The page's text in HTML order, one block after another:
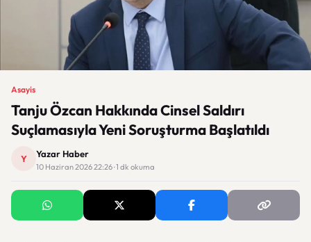
Asayis
Tanju Özcan Hakkında Cinsel Saldırı
Suçlamasıyla Yeni Soruşturma Başlatıldı
Y Yazar Haber
10 Haziran 2026 22:26 · 1 dk okuma